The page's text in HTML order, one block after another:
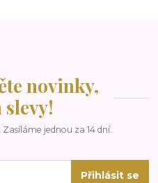
novinky,
slevy!
jednou za 14 dní.
Přihlásit se